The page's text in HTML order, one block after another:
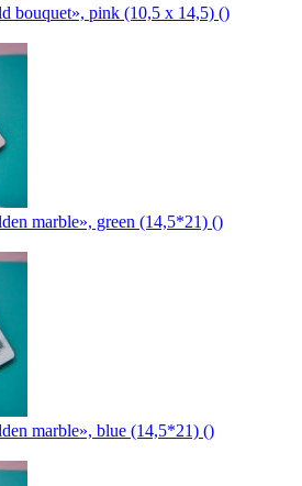
bouquet», pink (10,5 х 14,5) ()
marble», green (14,5*21) ()
marble», blue (14,5*21) ()